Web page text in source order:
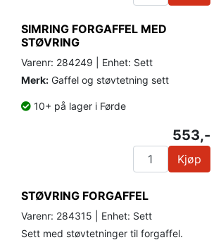
SIMRING FORGAFFEL MED
STØVRING
Varenr: 284249 | Enhet: Sett
Merk: Gaffel og støvtetning sett
10+ på lager i Førde
553,-
Kjøp
STØVRING FORGAFFEL
Varenr: 284315 | Enhet: Sett
Sett med støvtetninger til forgaffel.